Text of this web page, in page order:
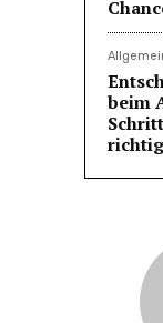
beim